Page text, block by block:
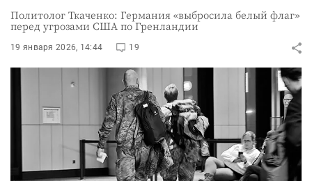
Политолог Ткаченко: Германия «выбросила белый флаг»
перед угрозами США по Гренландии
19 января 2026, 14:44 19